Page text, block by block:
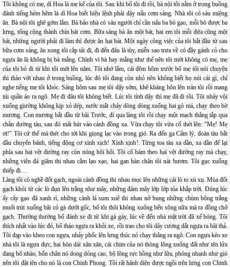
Tôi không có mẹ, dì Hoa là mẹ kế của tôi. Sau khi bố tôi đi rồi, bà nội tôi nằm ở trong buồng
đánh tiếng hèm hẽm là dì Hoa biết hiệu lệnh phải dậy nấu cơm sáng. Nhà tôi có sáu miệng
ăn. Bà nội tôi ghê gớm lắm. Bà bảo nhà có sáu người chỉ cần nấu ba bò gạo, mỗi bò được ba
lưng, tổng cộng thành chín bát cơm. Bữa sáng bà ăn một bát, hai em tôi mỗi đứa cũng một
bát, những người phải đi làm thì được ăn hai bát. Một ngày công việc của tôi bắt đầu từ sau
bữa cơm sáng, ăn xong tôi cắp tải đi, đi đến đâu là tùy, miễn sao trưa về có đầy gánh cỏ cho
ngựa ăn là không bị bà mắng. Chính vì bà hay mắng như thế nên tôi mới không có mẹ, mẹ
của tôi bỏ đi từ khi tôi mới lên năm. Tôi nhớ lắm, cái đêm hôm trước bố mẹ tôi nói chuyện
thì thào với nhau ở trong buồng, lúc đó tôi đang còn nhỏ nên không biết họ nói cái gì, chỉ
nghe tiếng mẹ tôi khóc. Sáng hôm sau mẹ tôi dậy sớm, khẽ khàng hôn lên trán tôi rồi mang
túi quần áo ra ngõ. Mẹ đi đâu tôi không biết. Lúc tôi tỉnh dậy thì mẹ đã đi rồi. Tôi nhảy vội
xuống giường không kịp xỏ dép, nước mắt chảy dòng dòng xuống hai gò má, chạy theo bờ
mương. Con mương bắt đầu từ bãi Trước, đi qua làng tôi rồi chạy một mạch thẳng tắp qua
chân đường tàu, sau đó mất hút vào cánh đồng xa. Vừa chạy tôi vừa cố thét lên: "Mẹ! Mẹ
ơi!" Tôi cứ thế mà thét cho tới khi giọng lạc vào trong gió. Ra đến ga Cẩm lý, đoàn tàu bắt
đầu chuyển bánh, tiếng động cơ xình xịch! Xình xịnh!. Từng toa tàu xa dần, xa dần để lại
phía sau hai vệt đường ray còn nóng hôi hổi. Tôi cố bám theo hai vệt đường ray mà chạy,
những viên đá giăm thi nhau cắm lạo xạo, hai gan bàn chân tôi nát bươm. Tôi gục xuống
thiếp đi…
Làng tôi có nghề đốt gạch, ngoài cánh đồng thi nhau mọc lên những cái lò to xù xụ. Mùa đốt
gạch khói từ các lò đụn lên trắng như mây, những đám mây lớp lớp tỏa khắp trời. Đúng lúc
ấy cây gạo đã xanh rì, những cành lá sum xuê thi nhau nở bung những chùm bông trắng
muốt trút xuống bãi cỏ gà dưới gốc, bố tôi thôi không xuống bến sông nữa mà ra đồng chở
gạch. Thường thường bố đánh xe đi từ khi gà gáy, lúc về đến nhà mặt trời đã xế bóng. Tôi
thích nhất vào lúc đó, bố tháo ngựa ra khỏi xe, rồi trao cho tôi dây cương dắt ngựa ra bãi thả.
Tôi đạp vào kheo con ngựa, nhảy phốc lên lưng thúc nó chạy thẳng ra ngõ. Con ngựa kéo xe
nhà tôi là ngựa đực, hai hòn dái xăn xăn, cái chim của nó thòng lõng xuống đất như tên lửa
đang bổ nhào, bốn chân nó dong dỏng cao, bộ lông rực hồng như lửa, phóng nhanh như gió
nên tôi đặt tên cho nó là con Chinh Phong. Tôi rất hãnh diện được ngồi trên lưng con Chinh